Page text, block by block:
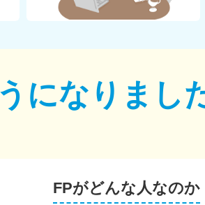
になりまし
FPがどんな人なのか